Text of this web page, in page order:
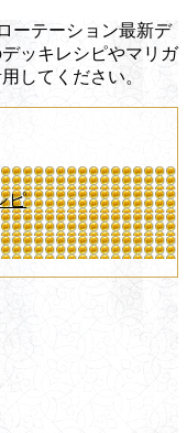
ーテーション最新デ
ッキレシピやマリガ
してください。
ピ